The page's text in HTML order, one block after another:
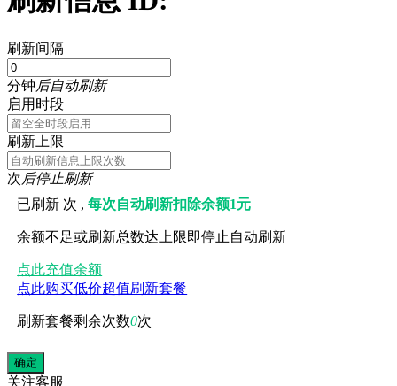
刷新间隔
分钟后自动刷新
启用时段
刷新上限
次后停止刷新
已刷新 次 ,每次自动刷新扣除余额1元
余额不足或刷新总数达上限即停止自动刷新
点此充值余额
点此购买低价超值刷新套餐
刷新套餐剩余次数0次
关注客服